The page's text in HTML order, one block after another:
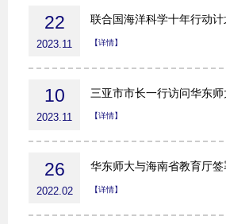
22
2023.11 【详情】
10
2023.11
三亚市市长一行访问华东师
【详情】
26
2022.02
华东师大与海南省教育厅
【详情】